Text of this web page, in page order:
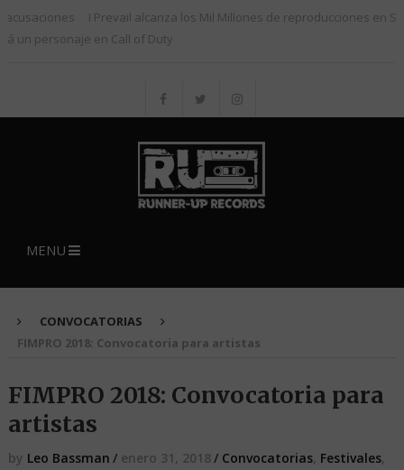
I Prevail alcanza los Mil Millones de reproducciones en Spotify
en Call of Duty
MENU
CONVOCATORIAS
FIMPRO 2018: Convocatoria para artistas
FIMPRO 2018: Convocatoria para
artistas
by Leo Bassman / enero 31, 2018/ Convocatorias, Festivales,